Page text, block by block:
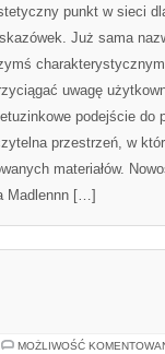
punkt w sieci
Już sama
uwagę
podejście do
przestrzeń, w
materiałów.
Madlennn […]
MOŻLIWOŚĆ